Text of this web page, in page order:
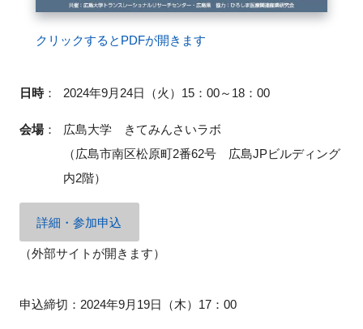
クリックするとPDFが開きます
日時： 2024年9月24日（火）15：00～18：00
会場：
広島大学 きてみんさいラボ
（広島市南区松原町2番62号 広島JPビルディング
内2階）
詳細・参加申込
（外部サイトが開きます）
申込締切：2024年9月19日（木）17：00